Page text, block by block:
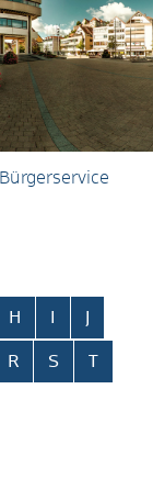
Bürgerservice
H
R S T